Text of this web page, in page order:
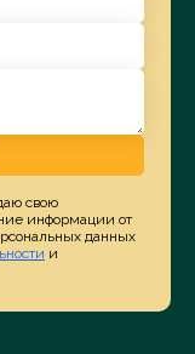
свою
информации от
данных
и